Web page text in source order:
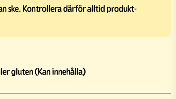
ske. Kontrollera därför alltid produkt-
gluten (Kan innehålla)